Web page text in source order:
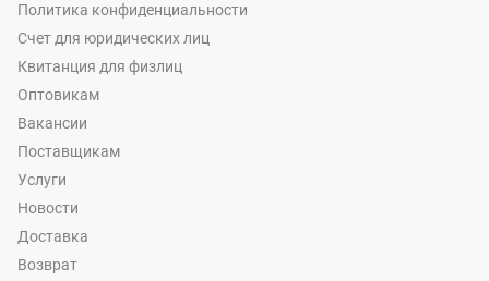
Политика конфиденциальности
Счет для юридических лиц
Квитанция для физлиц
Оптовикам
Вакансии
Поставщикам
Услуги
Новости
Доставка
Возврат